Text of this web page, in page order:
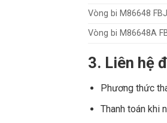
Vòng bi M86648
Vòng bi M86648A
3. Liên hệ
Phương thức
Thanh toán khi